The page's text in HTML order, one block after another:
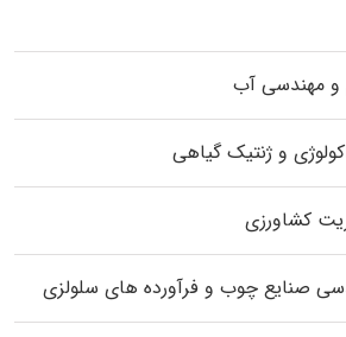
و مهندسی آب
و ژنتیک گیاهی
کشاورزی
صنایع چوب و فرآورده‌ های سلولزی